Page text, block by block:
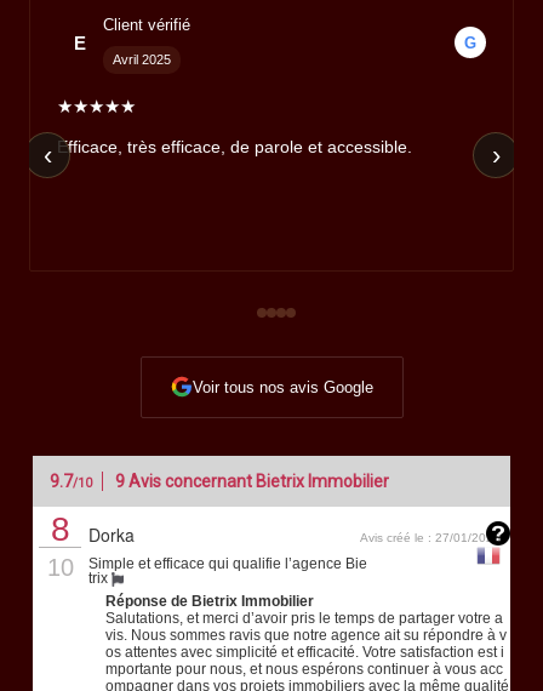
E
Client vérifié
Avril 2025
G
★★★★★
Efficace, très efficace, de parole et accessible.
‹ ›
Voir tous nos avis Google